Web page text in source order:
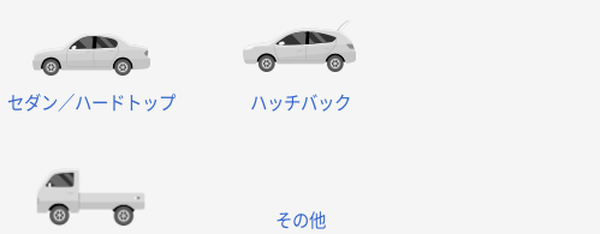
セダン／ハードトップ ハッチバック
その他